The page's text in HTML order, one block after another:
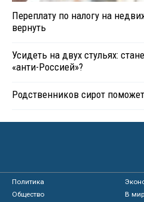
Переплату по налогу на
вернуть
Усидеть на двух стульях:
«анти-Россией»?
Родственников сирот
Политика
Общество
В